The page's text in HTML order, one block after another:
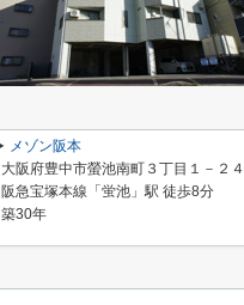
メゾン阪本
大阪府豊中市螢池南町３丁目１－２４
阪急宝塚本線「蛍池」駅 徒歩8分
築30年